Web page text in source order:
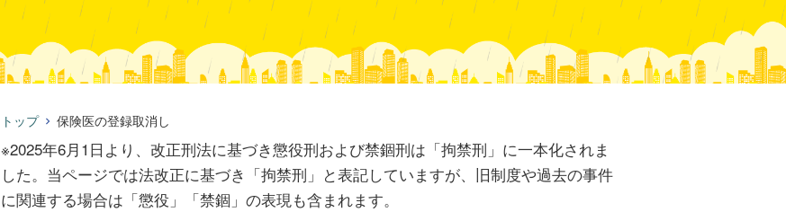
トップ 保険医の登録取消し
※2025年6月1日より、改正刑法に基づき懲役刑および禁錮刑は「拘禁刑」に一本化されま
した。当ページでは法改正に基づき「拘禁刑」と表記していますが、旧制度や過去の事件
に関連する場合は「懲役」「禁錮」の表現も含まれます。